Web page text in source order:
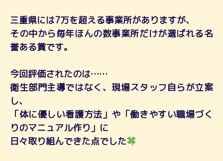
三重県には7万を超える事業所がありますが、
その中から毎年ほんの数事業所だけが選ばれる名
誉ある賞です。
今回評価されたのは……
衛生部門主導ではなく、現場スタッフ自らが立案
し、
「体に優しい看護方法」や「働きやすい職場づく
りのマニュアル作り」に
日々取り組んできた点でした